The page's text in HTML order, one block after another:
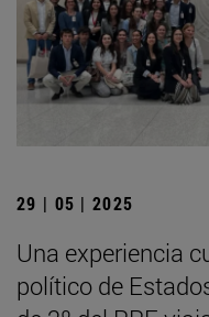
29 | 05 | 2025
Una experiencia
político de